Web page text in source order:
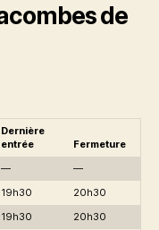
de
Dernière
entrée
Fermeture
—
—
19h30
20h30
19h30
20h30